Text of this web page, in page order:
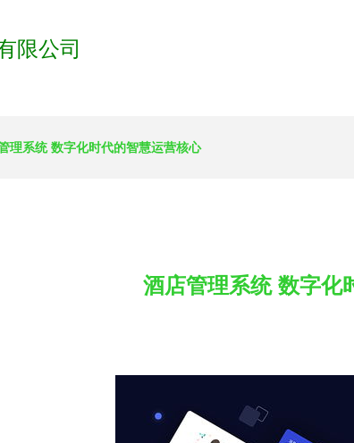
限公司
理系统 数字化时代的智慧运营核心
酒店管理系统 数字化